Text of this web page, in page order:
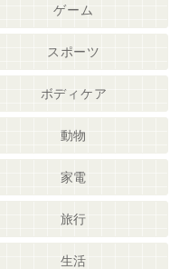
ゲーム
スポーツ
ボディケア
動物
家電
旅行
生活